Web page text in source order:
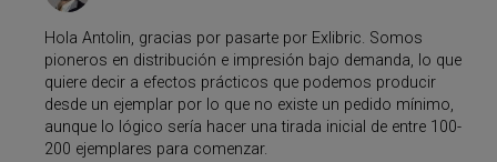
Hola Antolin, gracias por pasarte por Exlibric. Somos
pioneros en distribución e impresión bajo demanda, lo que
quiere decir a efectos prácticos que podemos producir
desde un ejemplar por lo que no existe un pedido mínimo,
aunque lo lógico sería hacer una tirada inicial de entre 100-
200 ejemplares para comenzar.